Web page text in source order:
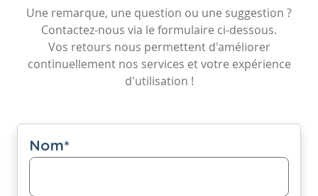
Une remarque, une question ou une suggestion ?
Contactez-nous via le formulaire ci-dessous.
Vos retours nous permettent d'améliorer
continuellement nos services et votre expérience
d'utilisation !
Nom*